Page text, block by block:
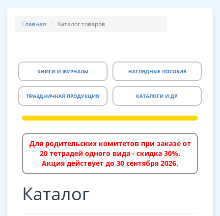
Главная Каталог товаров
КНИГИ И ЖУРНАЛЫ НАГЛЯДНЫЕ ПОСОБИЯ
ПРАЗДНИЧНАЯ ПРОДУКЦИЯ КАТАЛОГИ И ДР.
Для родительских комитетов при заказе от
20 тетрадей одного вида - скидка 30%.
Акция действует до 30 сентября 2026.
Каталог